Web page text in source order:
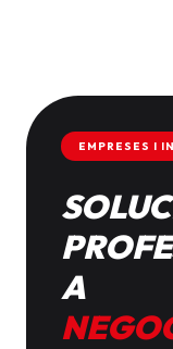
EMPRESES I
A